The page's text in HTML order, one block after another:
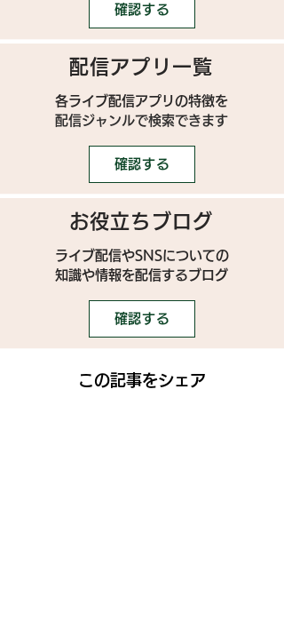
確認する
配信アプリ一覧
各ライブ配信アプリの特徴を
配信ジャンルで検索できます
確認する
お役立ちブログ
ライブ配信やSNSについての
​知識や情報を配信するブログ
確認する
この記事をシェア